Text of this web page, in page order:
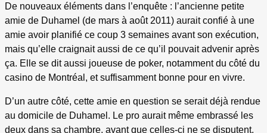
De nouveaux éléments dans l’enquête : l’ancienne petite
amie de Duhamel (de mars à août 2011) aurait confié à une
amie avoir planifié ce coup 3 semaines avant son exécution,
mais qu’elle craignait aussi de ce qu’il pouvait advenir après
ça. Elle se dit aussi joueuse de poker, notamment du côté du
casino de Montréal, et suffisamment bonne pour en vivre.
D’un autre côté, cette amie en question se serait déjà rendue
au domicile de Duhamel. Le pro aurait même embrassé les
deux dans sa chambre, avant que celles-ci ne se disputent.